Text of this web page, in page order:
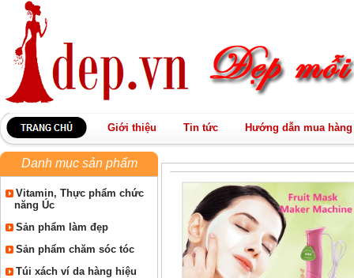
Giới thiệu Tin tức Hướng dẫn mua hàng
Danh mục sản phẩm
Vitamin, Thực phẩm chức
năng Úc
Sản phẩm làm đẹp
Sản phẩm chăm sóc tóc
Túi xách ví da hàng hiệu